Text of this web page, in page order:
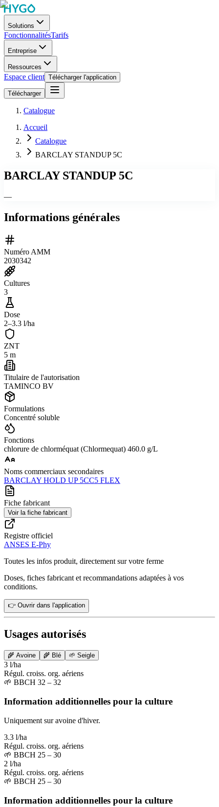
Solutions
FonctionnalitésTarifs
Entreprise
Ressources
Espace client Télécharger l'application
Télécharger
Catalogue
Accueil
Catalogue
BARCLAY STANDUP 5C
BARCLAY STANDUP 5C
—
Informations générales
Numéro AMM
2030342
Cultures
3
Dose
2–3.3 l/ha
ZNT
5 m
Titulaire de l'autorisation
TAMINCO BV
Formulations
Concentré soluble
Fonctions
chlorure de chlorméquat (Chlormequat) 460.0 g/L
Noms commerciaux secondaires
BARCLAY HOLD UP 5CC5 FLEX
Fiche fabricant
Voir la fiche fabricant
Registre officiel
ANSES E-Phy
Toutes les infos produit, directement sur votre ferme
Doses, fiches fabricant et recommandations adaptées à vos
conditions.
👉 Ouvrir dans l'application
Usages autorisés
🌾 Avoine 🌾 Blé 🌱 Seigle
3 l/ha
Régul. croiss. org. aériens
🌱 BBCH 32 – 32
Information additionnelles pour la culture
Uniquement sur avoine d'hiver.
3.3 l/ha
Régul. croiss. org. aériens
🌱 BBCH 25 – 30
2 l/ha
Régul. croiss. org. aériens
🌱 BBCH 25 – 30
Information additionnelles pour la culture